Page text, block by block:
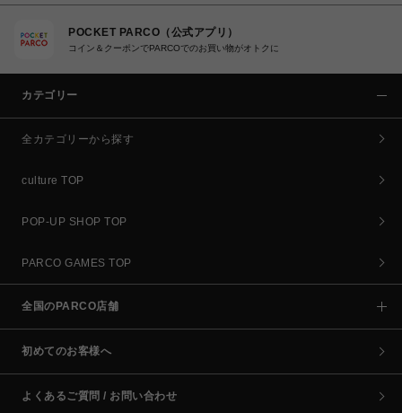
POCKET PARCO（公式アプリ）
コイン＆クーポンでPARCOでのお買い物がオトクに
カテゴリー
全カテゴリーから探す
culture TOP
POP-UP SHOP TOP
PARCO GAMES TOP
全国のPARCO店舗
初めてのお客様へ
よくあるご質問 / お問い合わせ